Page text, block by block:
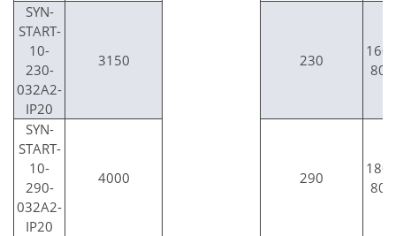
SYN-
START-
10-
230-
032A2-
IP20
3150 230
SYN-
START-
10-
290-
032A2-
IP20
4000 290